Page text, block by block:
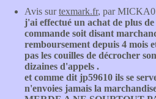
Avis surtexmark.fr, par
j'ai effectué un achat de plus
commande soit disant
remboursement depuis 4 mois
pas les couilles de décrocher
dizaines d'appels .
et comme dit jp59610 ils se
n'envoies jamais la